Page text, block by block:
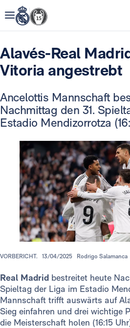
Alavés-Real
Vitoria angestrebt
Ancelottis Mannschaft
Nachmittag den 31.
Estadio Mendizorrotza
VORBERICHT. 13/04/2025 Rodrigo Salamanca
Real Madrid bestreitet heute
Spieltag der Liga im Estadio
Mannschaft trifft auswärts auf
Sieg einfahren und drei wichtige
die Meisterschaft holen (16:15